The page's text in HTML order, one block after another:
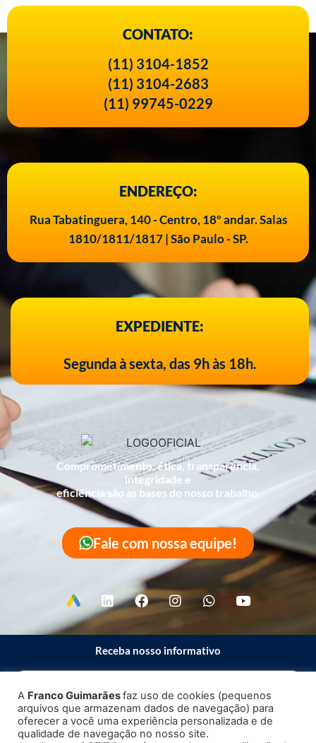
CONTATO:
(11) 3104-1852
(11) 3104-2683
(11) 99745-0229
ENDEREÇO:
Rua Tabatinguera, 140 - Centro, 18º andar. Salas
1810/1811/1817 | São Paulo - SP.
EXPEDIENTE:
Segunda à sexta, das 9h às 18h.
Comprometimento, ética, transparência,
integridade e
eficiência são as bases do nosso trabalho.
Fale com nossa equipe!
Receba nosso informativo
Enviar
A Franco Guimarãesfaz uso de cookies (pequenos
arquivos que armazenam dados de navegação) para
oferecer a você uma experiência personalizada e de
qualidade de navegação no nosso site.